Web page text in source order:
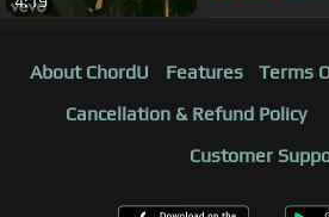
About ChordU Features Terms
Cancellation & Refund Policy
Customer